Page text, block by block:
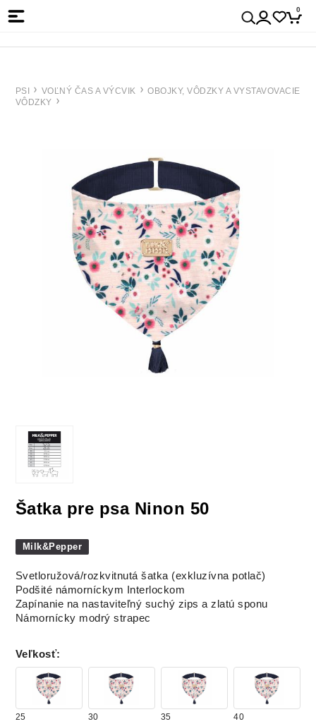
0
PSI VOĽNÝ ČAS A VÝCVIK
OBOJKY, VÔDZKY A VYSTAVOVACIE
VÔDZKY
Šatka pre psa Ninon 50
Milk&Pepper
Svetloružová/rozkvitnutá šatka (exkluzívna potlač)
Podšité námorníckym Interlockom
Zapínanie na nastaviteľný suchý zips a zlatú sponu
Námornícky modrý strapec
Veľkosť:
25 30 35 40